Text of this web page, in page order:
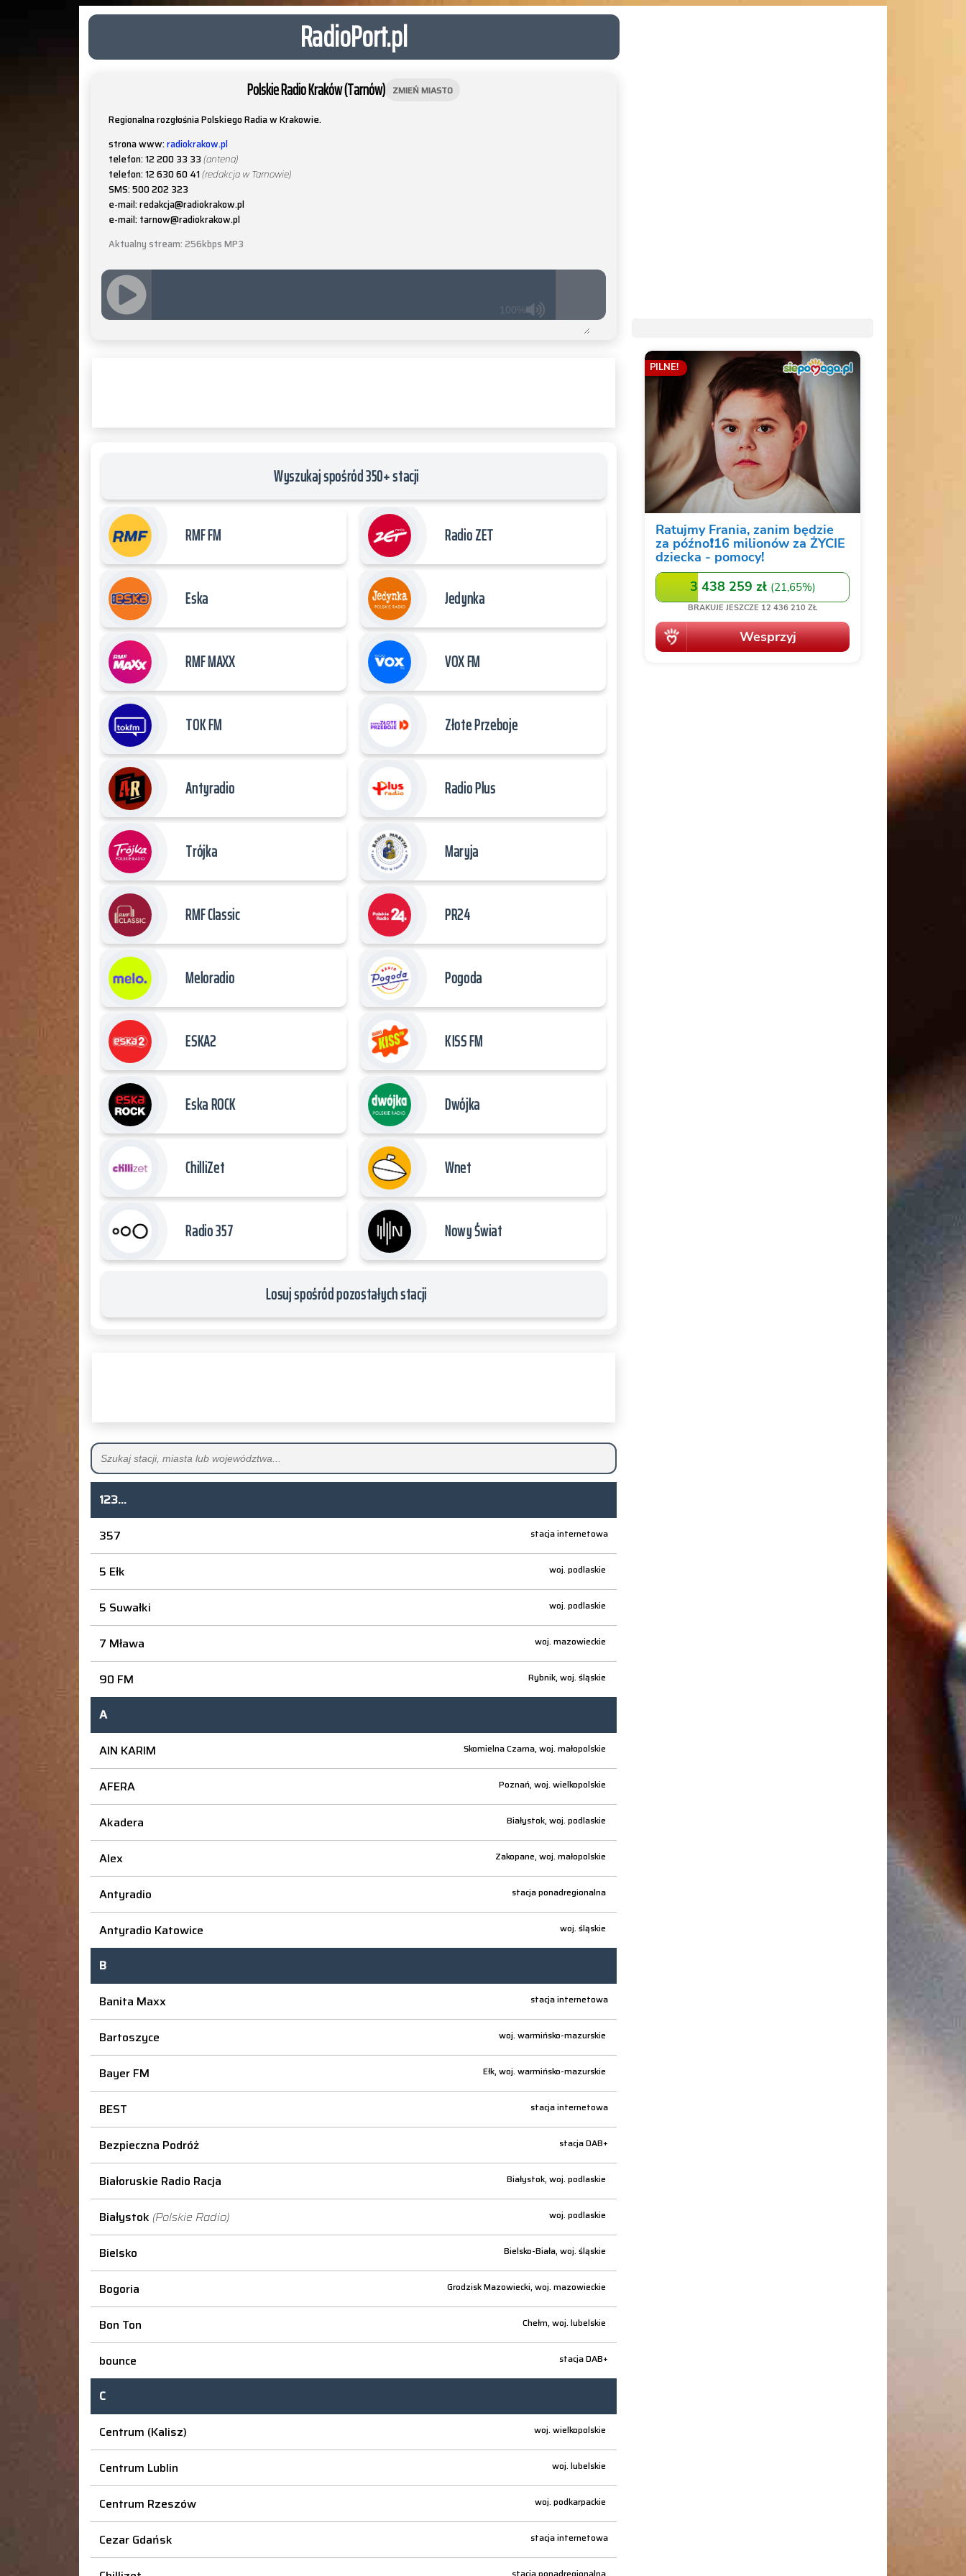
RadioPort.pl
Polskie Radio Kraków (Tarnów) ZMIEŃ MIASTO
Regionalna rozgłośnia Polskiego Radia w Krakowie.
strona www:radiokrakow.pl
telefon: 12 200 33 33(antena)
telefon: 12 630 60 41(redakcja w Tarnowie)
SMS: 500 202 323
e-mail: redakcja@radiokrakow.pl
e-mail: tarnow@radiokrakow.pl
Aktualny stream: 256kbps MP3
100%
Webdesign
Dexheim
and
FULL
SERVICE
ONLINE
AGENTUR
MAINZ
Wyszukaj spośród 350+ stacji
RMF FM Radio ZET
Eska Jedynka
RMF MAXX VOX FM
TOK FM Złote Przeboje
Antyradio Radio Plus
Trójka Maryja
RMF Classic PR24
Meloradio Pogoda
ESKA2 KISS FM
Eska ROCK Dwójka
ChilliZet Wnet
Radio 357 Nowy Świat
Losuj spośród pozostałych stacji
123...
357
stacja internetowa
5 Ełk woj. podlaskie
5 Suwałki woj. podlaskie
7 Mława woj. mazowieckie
90 FM Rybnik, woj. śląskie
A
AIN KARIM
Skomielna Czarna, woj. małopolskie
AFERA Poznań, woj. wielkopolskie
Akadera Białystok, woj. podlaskie
Alex Zakopane, woj. małopolskie
Antyradio stacja ponadregionalna
Antyradio Katowice woj. śląskie
B
Banita Maxx
stacja internetowa
Bartoszyce woj. warmińsko-mazurskie
Bayer FM Ełk, woj. warmińsko-mazurskie
BEST stacja internetowa
Bezpieczna Podróż stacja DAB+
Białoruskie Radio Racja Białystok, woj. podlaskie
Białystok (Polskie Radio) woj. podlaskie
Bielsko Bielsko-Biała, woj. śląskie
Bogoria Grodzisk Mazowiecki, woj. mazowieckie
Bon Ton Chełm, woj. lubelskie
bounce stacja DAB+
C
Centrum (Kalisz)
woj. wielkopolskie
Centrum Lublin woj. lubelskie
Centrum Rzeszów woj. podkarpackie
Cezar Gdańsk stacja internetowa
stacja ponadregionalna